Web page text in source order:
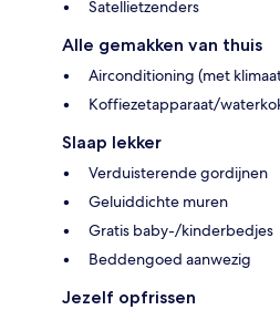
Satellietzenders
Alle gemakken van thuis
Airconditioning (met
Koffiezetapparaat/
Slaap lekker
Verduisterende gordijnen
Geluiddichte muren
Gratis baby-/kinderbedjes
Beddengoed aanwezig
Jezelf opfrissen